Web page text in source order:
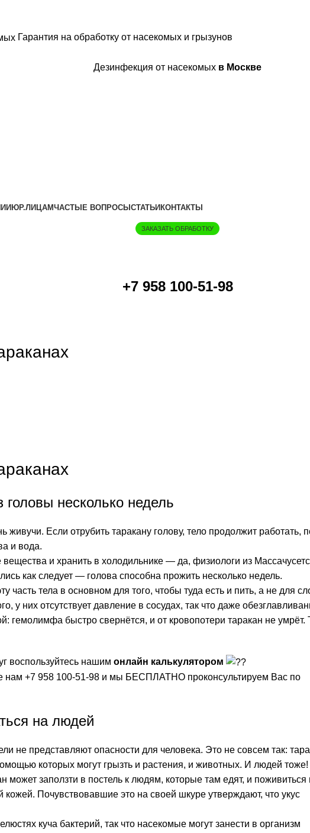
Гарантия на обработку от насекомых и грызунов
Дезинфекция от насекомых в Москве
ЮР.ЛИЦАМЧАСТЫЕ ВОПРОСЫ СТАТЬИ КОНТАКТЫ
ЗАКАЗАТЬ ОБРАБОТКУ
+7 958 100-51-98
несколько недель
Если отрубить таракану голову, тело продолжит работать,
и вода.
и хранить в холодильнике — да, физиологи из
как следует — голова способна прожить несколько недель.
часть тела в основном для того, чтобы туда есть и пить, а не для
у них отсутствует давление в сосудах, так что даже
гемолимфа быстро свернётся, и от кровопотери таракан не умрёт.
воспользуйтесь нашим онлайн калькулятором
нам +7 958 100-51-98 и мы БЕСПЛАТНО проконсультируем Вас по
на людей
не представляют опасности для человека. Это не совсем так:
которых могут грызть и растения, и животных. И людей тоже!
может заползти в постель к людям, которые там едят, и поживиться
кожей. Почувствовавшие это на своей шкуре утверждают, что укус
куча бактерий, так что насекомые могут занести в организм